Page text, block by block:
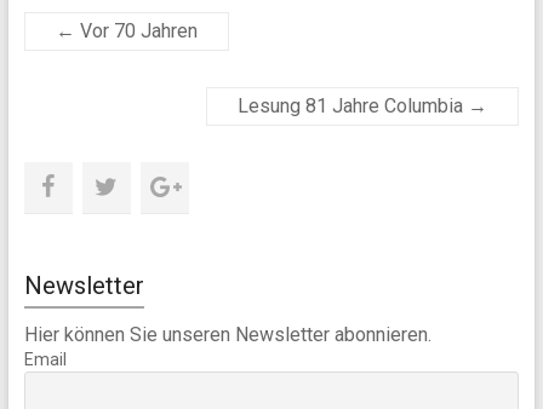
← Vor 70 Jahren
Lesung 81 Jahre Columbia →
Newsletter
Hier können Sie unseren Newsletter abonnieren.
Email